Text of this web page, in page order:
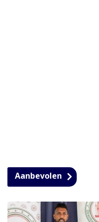
Aanbevolen